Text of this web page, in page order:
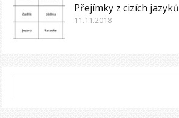
Přejímky z cizích jazyků
11.11.2018